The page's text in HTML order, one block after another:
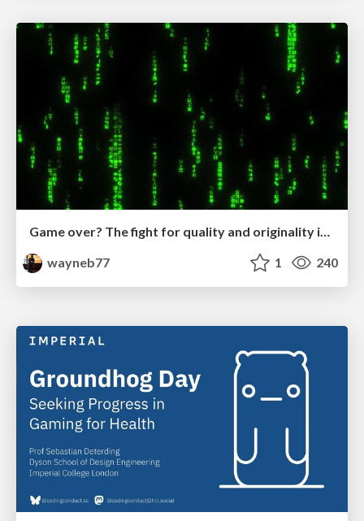
Game over? The fight for quality and originality in the time of robots
wayneb77
1 240